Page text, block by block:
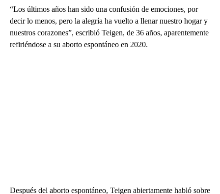
“Los últimos años han sido una confusión de emociones, por
decir lo menos, pero la alegría ha vuelto a llenar nuestro hogar y
nuestros corazones”, escribió Teigen, de 36 años, aparentemente
refiriéndose a su aborto espontáneo en 2020.
Después del aborto espontáneo, Teigen abiertamente habló sobre